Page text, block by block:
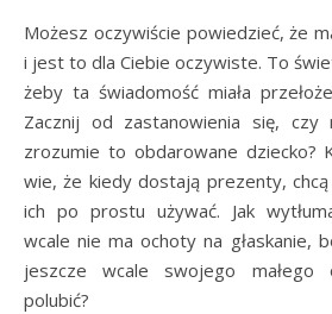
Możesz oczywiście powiedzieć, że
i jest to dla Ciebie oczywiste. To
żeby ta świadomość miała
Zacznij od zastanowienia się,
zrozumie to obdarowane dziecko?
wie, że kiedy dostają prezenty,
ich po prostu używać. Jak
wcale nie ma ochoty na głaskanie,
jeszcze wcale swojego małego
polubić?